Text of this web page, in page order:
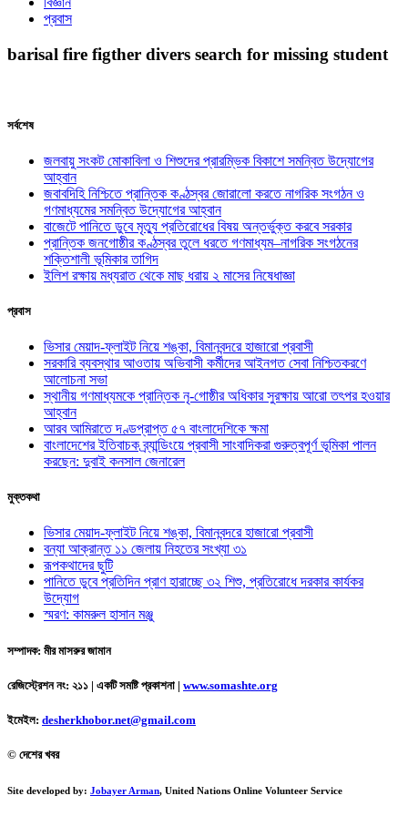
প্রবাস
barisal fire figther divers search for missing student
সর্বশেষ
জলবায়ু সংকট মোকাবিলা ও শিশুদের প্রারম্ভিক বিকাশে সমন্বিত উদ্যোগের
আহ্বান
জবাবদিহি নিশ্চিতে প্রান্তিক কণ্ঠস্বর জোরালো করতে নাগরিক সংগঠন ও
গণমাধ্যমের সমন্বিত উদ্যোগের আহ্বান
বাজেটে পানিতে ডুবে মৃত্যু প্রতিরোধের বিষয় অন্তর্ভুক্ত করবে সরকার
প্রান্তিক জনগোষ্ঠীর কণ্ঠস্বর তুলে ধরতে গণমাধ্যম–নাগরিক সংগঠনের
শক্তিশালী ভূমিকার তাগিদ
ইলিশ রক্ষায় মধ্যরাত থেকে মাছ ধরায় ২ মাসের নিষেধাজ্ঞা
প্রবাস
ভিসার মেয়াদ-ফ্লাইট নিয়ে শঙ্কা, বিমানবন্দরে হাজারো প্রবাসী
সরকারি ব্যবস্থার আওতায় অভিবাসী কর্মীদের আইনগত সেবা নিশ্চিতকরণে
আলোচনা সভা
স্থানীয় গণমাধ্যমকে প্রান্তিক নৃ-গোষ্ঠীর অধিকার সুরক্ষায় আরো তৎপর হওয়ার
আহ্বান
আরব আমিরাতে দণ্ডপ্রাপ্ত ৫৭ বাংলাদেশিকে ক্ষমা
বাংলাদেশের ইতিবাচক ব্র্যান্ডিংয়ে প্রবাসী সাংবাদিকরা গুরুত্বপূর্ণ ভূমিকা পালন
করছেন: দুবাই কনসাল জেনারেল
মুক্তকথা
ভিসার মেয়াদ-ফ্লাইট নিয়ে শঙ্কা, বিমানবন্দরে হাজারো প্রবাসী
বন্যা আক্রান্ত ১১ জেলায় নিহতের সংখ্যা ৩১
রূপকথাদের ছুটি
পানিতে ডুবে প্রতিদিন প্রাণ হারাচ্ছে ৩২ শিশু, প্রতিরোধে দরকার কার্যকর
উদ্যোগ
স্মরণ: কামরুল হাসান মঞ্জু
সম্পাদক: মীর মাসরুর জামান
রেজিস্ট্রেশন নং: ২১১ | একটি সমষ্টি প্রকাশনা | www.somashte.org
ইমেইল: desherkhobor.net@gmail.com
© দেশের খবর
Site developed by: Jobayer Arman, United Nations Online Volunteer Service